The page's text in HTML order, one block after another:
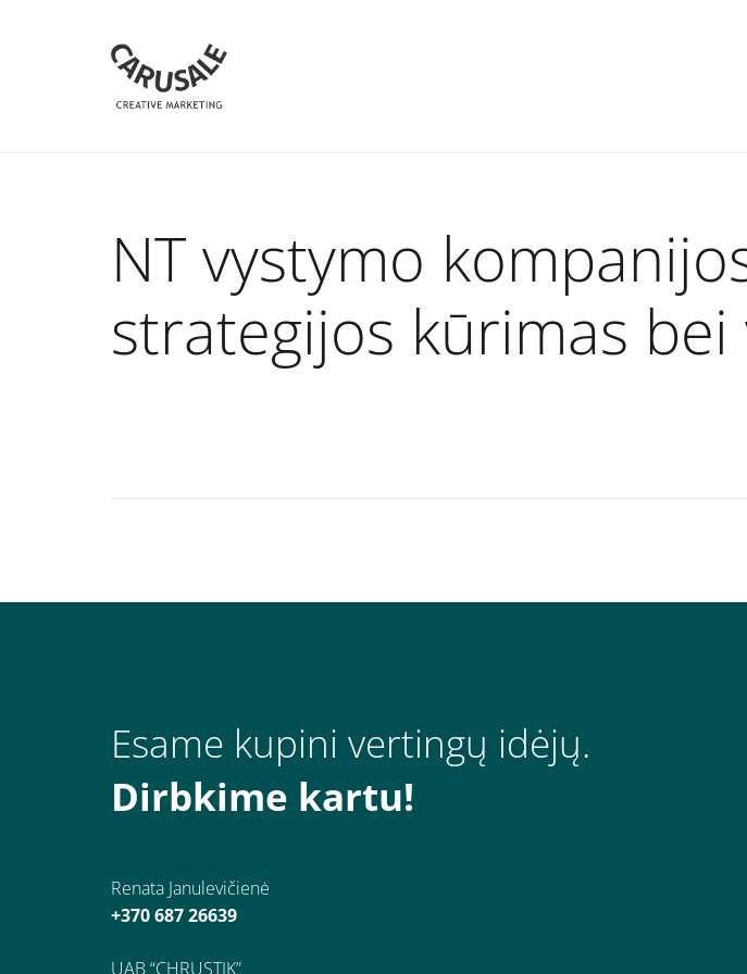
NT vystymo
strategijos kūrimas bei
Esame kupini vertingų idėjų.
Dirbkime kartu!
Renata Janulevičienė
+370 687 26639
UAB “CHRUSTIK”